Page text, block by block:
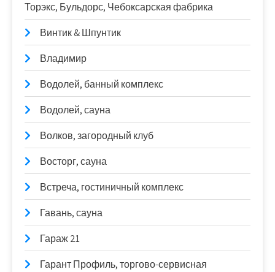
Торэкс, Бульдорс, Чебоксарская фабрика
Винтик & Шпунтик
Владимир
Водолей, банный комплекс
Водолей, сауна
Волков, загородный клуб
Восторг, сауна
Встреча, гостиничный комплекс
Гавань, сауна
Гараж 21
Гарант Профиль, торгово-сервисная